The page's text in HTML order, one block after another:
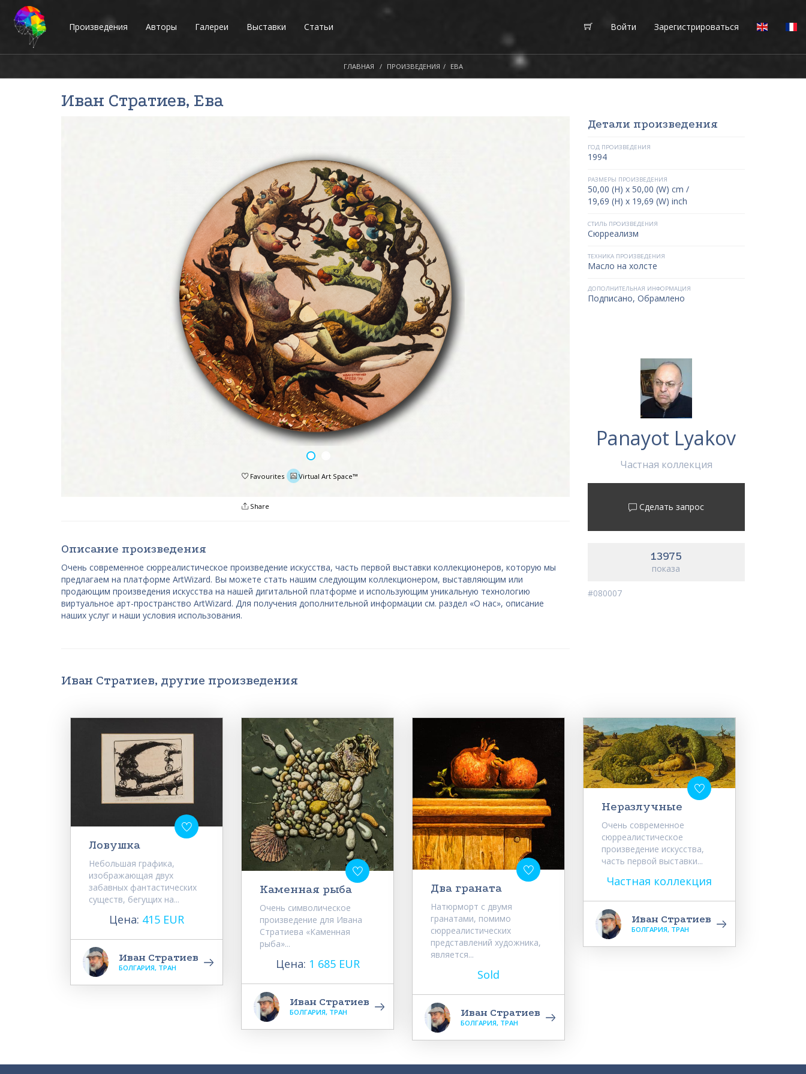
Произведения Авторы Галереи Выставки Статьи Войти Зарегистрироваться
ГЛАВНАЯ ПРОИЗВЕДЕНИЯ ЕВА
Иван Стратиев, Ева
Favourites Virtual Art Space™
Share
Описание произведения
Очень современное сюрреалистическое произведение искусства, часть первой выставки коллекционеров, которую мы
предлагаем на платформе ArtWizard. Вы можете стать нашим следующим коллекционером, выставляющим или
продающим произведения искусства на нашей дигитальной платформе и использующим уникальную технологию
виртуальное арт-пространство ArtWizard. Для получения дополнительной информации см. раздел «О нас», описание
наших услуг и наши условия использования.
Детали произведения
ГОД ПРОИЗВЕДЕНИЯ
1994
РАЗМЕРЫ ПРОИЗВЕДЕНИЯ
50,00 (H) x 50,00 (W) cm /
19,69 (H) x 19,69 (W) inch
СТИЛЬ ПРОИЗВЕДЕНИЯ
Сюрреализм
ТЕХНИКА ПРОИЗВЕДЕНИЯ
Масло на холсте
ДОПОЛНИТЕЛЬНАЯ ИНФОРМАЦИЯ
Подписано, Обрамлено
Panayot Lyakov
Частная коллекция
Сделать запрос
13975
показа
#080007
Иван Стратиев, другие произведения
Ловушка
Небольшая графика,
изображающая двух
забавных фантастических
существ, бегущих на...
Цена: 415 EUR
Иван Стратиев
БОЛГАРИЯ, ТРАН
Каменная рыба
Очень символическое
произведение для Ивана
Стратиева «Каменная
рыба»...
Цена: 1 685 EUR
Иван Стратиев
БОЛГАРИЯ, ТРАН
Два граната
Натюрморт с двумя
гранатами, помимо
сюрреалистических
представлений художника,
является...
Sold
Иван Стратиев
БОЛГАРИЯ, ТРАН
Неразлучные
Очень современное
сюрреалистическое
произведение искусства,
часть первой выставки...
Частная коллекция
Иван Стратиев
БОЛГАРИЯ, ТРАН